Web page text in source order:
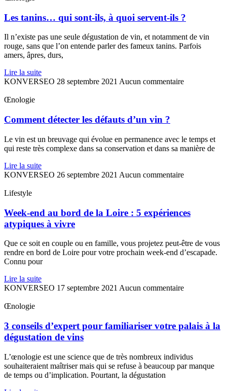
Les tanins… qui sont-ils, à quoi servent-ils ?
Il n’existe pas une seule dégustation de vin, et notamment de vin
rouge, sans que l’on entende parler des fameux tanins. Parfois
amers, âpres, durs,
Lire la suite
KONVERSEO 28 septembre 2021 Aucun commentaire
Œnologie
Comment détecter les défauts d’un vin ?
Le vin est un breuvage qui évolue en permanence avec le temps et
qui reste très complexe dans sa conservation et dans sa manière de
Lire la suite
KONVERSEO 26 septembre 2021 Aucun commentaire
Lifestyle
Week-end au bord de la Loire : 5 expériences
atypiques à vivre
Que ce soit en couple ou en famille, vous projetez peut-être de vous
rendre en bord de Loire pour votre prochain week-end d’escapade.
Connu pour
Lire la suite
KONVERSEO 17 septembre 2021 Aucun commentaire
Œnologie
3 conseils d’expert pour familiariser votre palais à la
dégustation de vins
L’œnologie est une science que de très nombreux individus
souhaiteraient maîtriser mais qui se refuse à beaucoup par manque
de temps ou d’implication. Pourtant, la dégustation